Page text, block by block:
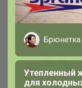
Брюнетка
Утепленный
для